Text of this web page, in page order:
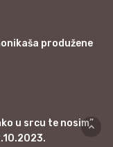
produžene
u srcu te nosim”